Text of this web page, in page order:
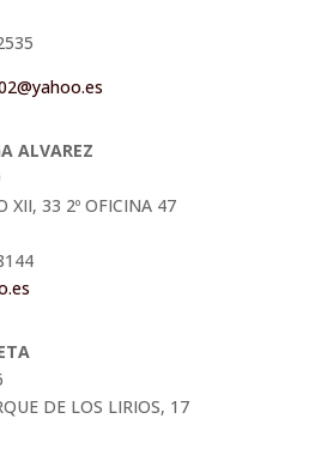
ALVAREZ
XII, 33 2º OFICINA 47
DE LOS LIRIOS, 17